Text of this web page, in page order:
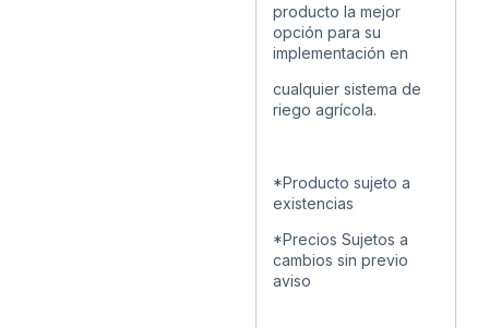
producto la mejor
opción para su
implementación en
cualquier sistema de
riego agrícola.
*Producto sujeto a
existencias
*Precios Sujetos a
cambios sin previo
aviso